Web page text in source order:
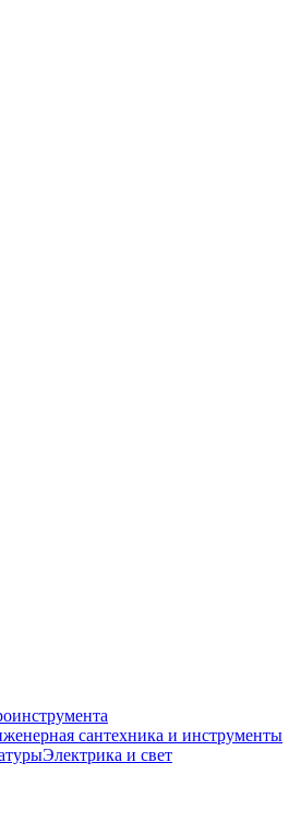
сантехника и инструменты
Электрика и свет